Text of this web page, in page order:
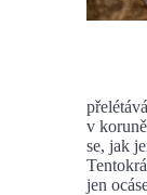
První
v
se, jak
jen